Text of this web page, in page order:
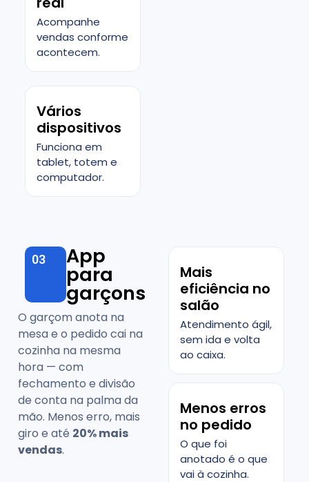
Acompanhe
vendas conforme
acontecem.
Vários
dispositivos
Funciona em
tablet, totem e
computador.
03 App
para
garçons
O garçom anota na
mesa e o pedido cai na
cozinha na mesma
hora — com
fechamento e divisão
de conta na palma da
mão. Menos erro, mais
giro e até 20% mais
vendas.
Mais
eficiência no
salão
Atendimento ágil,
sem ida e volta
ao caixa.
Menos erros
no pedido
O que foi
anotado é o que
vai à cozinha.